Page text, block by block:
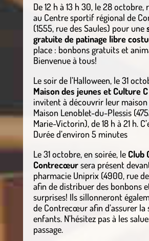
De 12 h à 13 h 30, le 28 octobre,
au Centre sportif régional de
(1555, rue des Saules) pour une
gratuite de patinage libre
place : bonbons gratuits et
Bienvenue à tous!
Le soir de l’Halloween, le 31
Maison des jeunes et Culture C
invitent à découvrir leur maison
Maison Lenoblet-du-Plessis
Marie-Victorin), de 18 h à 21 h.
Durée d’environ 5 minutes
Le 31 octobre, en soirée, le Club
Contrecœursera présent
pharmacie Uniprix (4900, rue
afin de distribuer des bonbons
surprises! Ils sillonneront
de Contrecœur afin d’assurer la
enfants. N’hésitez pas à les
passage.